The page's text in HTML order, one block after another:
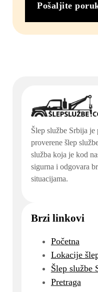
Pošaljite
Šlep službe Srbija
proverene šlep
služba koja je kod
sigurna i odgovara
situacijama.
Brzi linkovi
Početna
Lokacije
Šlep službe
Pretraga